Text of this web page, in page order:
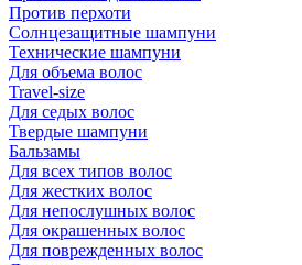
Против перхоти
Солнцезащитные шампуни
Технические шампуни
Для объема волос
Travel-size
Для седых волос
Твердые шампуни
Бальзамы
Для всех типов волос
Для жестких волос
Для непослушных волос
Для окрашенных волос
Для поврежденных волос